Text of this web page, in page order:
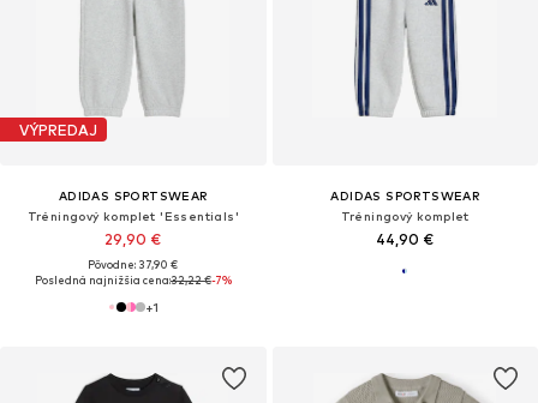
VÝPREDAJ
ADIDAS SPORTSWEAR
Tréningový komplet 'Essentials'
29,90 €
Pôvodne: 37,90 €
Posledná najnižšia cena:32,22 €-7%
+1
ADIDAS SPORTSWEAR
Tréningový komplet
44,90 €